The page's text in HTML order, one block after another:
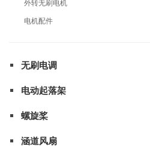
外转无刷电机
电机配件
无刷电调
电动起落架
螺旋桨
涵道风扇